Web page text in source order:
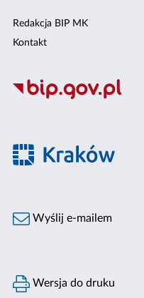
Redakcja BIP MK
Kontakt
Wyślij e-mailem
Wersja do druku